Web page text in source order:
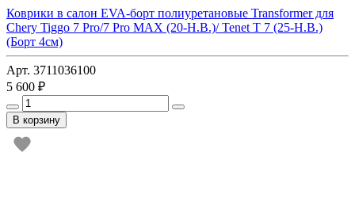
Коврики в салон EVA-борт полиуретановые Transformer для
Chery Tiggo 7 Pro/7 Pro MAX (20-Н.В.)/ Tenet T 7 (25-Н.В.)
(Борт 4см)
Арт. 3711036100
5 600 ₽
В корзину